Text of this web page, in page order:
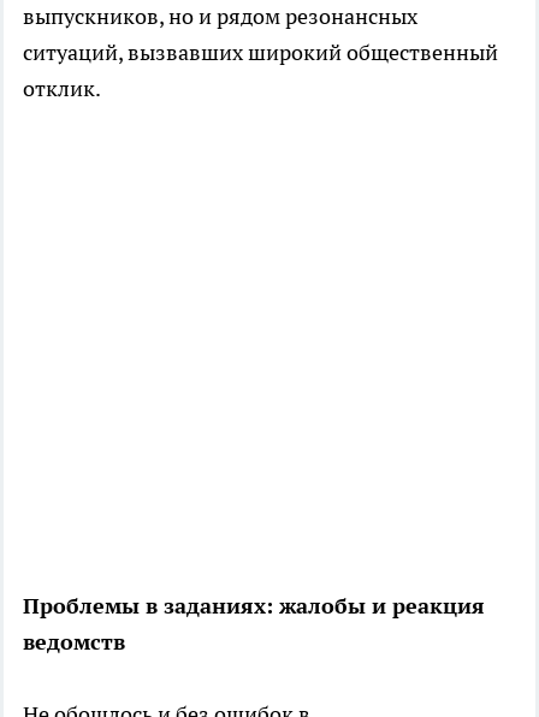
выпускников, но и рядом резонансных
ситуаций, вызвавших широкий общественный
отклик.
Проблемы в заданиях: жалобы и реакция
ведомств